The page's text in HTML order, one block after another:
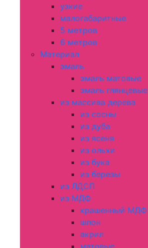
узкие
малогабаритные
5 метров
6 метров
Материал
эмаль
эмаль матовые
эмаль глянцевые
из массива дерева
из сосны
из дуба
из ясеня
из ольхи
из бука
из березы
из ЛДСП
из МДФ
крашенный МДФ
шпон
акрил
матовые